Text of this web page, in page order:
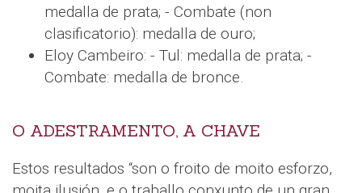
medalla de prata; - Combate (non
clasificatorio): medalla de ouro;
Eloy Cambeiro: - Tul: medalla de prata; -
Combate: medalla de bronce.
O ADESTRAMENTO, A CHAVE
Estos resultados “son o froito de moito esforzo,